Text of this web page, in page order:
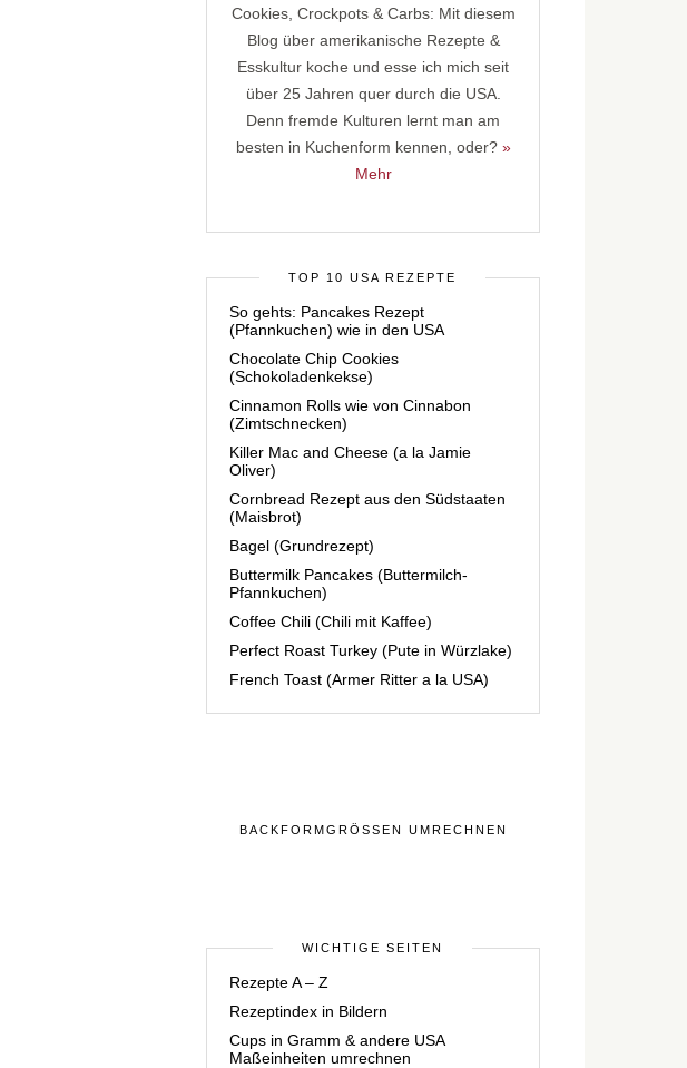
Cookies, Crockpots & Carbs: Mit diesem
Blog über amerikanische Rezepte &
Esskultur koche und esse ich mich seit
über 25 Jahren quer durch die USA.
Denn fremde Kulturen lernt man am
besten in Kuchenform kennen, oder? »
Mehr
TOP 10 USA REZEPTE
So gehts: Pancakes Rezept
(Pfannkuchen) wie in den USA
Chocolate Chip Cookies
(Schokoladenkekse)
Cinnamon Rolls wie von Cinnabon
(Zimtschnecken)
Killer Mac and Cheese (a la Jamie
Oliver)
Cornbread Rezept aus den Südstaaten
(Maisbrot)
Bagel (Grundrezept)
Buttermilk Pancakes (Buttermilch-
Pfannkuchen)
Coffee Chili (Chili mit Kaffee)
Perfect Roast Turkey (Pute in Würzlake)
French Toast (Armer Ritter a la USA)
BACKFORMGRÖSSEN UMRECHNEN
WICHTIGE SEITEN
Rezepte A – Z
Rezeptindex in Bildern
Cups in Gramm & andere USA
Maßeinheiten umrechnen